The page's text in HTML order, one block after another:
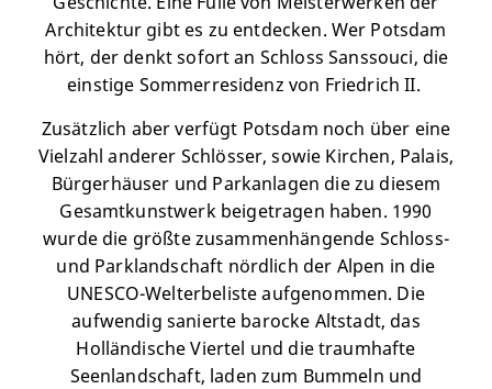
Architektur gibt es zu entdecken. Wer Potsdam
hört, der denkt sofort an Schloss Sanssouci, die
einstige Sommerresidenz von Friedrich II.
Zusätzlich aber verfügt Potsdam noch über eine
Vielzahl anderer Schlösser, sowie Kirchen, Palais,
Bürgerhäuser und Parkanlagen die zu diesem
Gesamtkunstwerk beigetragen haben. 1990
wurde die größte zusammenhängende Schloss-
und Parklandschaft nördlich der Alpen in die
UNESCO-Welterbeliste aufgenommen. Die
aufwendig sanierte barocke Altstadt, das
Holländische Viertel und die traumhafte
Seenlandschaft, laden zum Bummeln und